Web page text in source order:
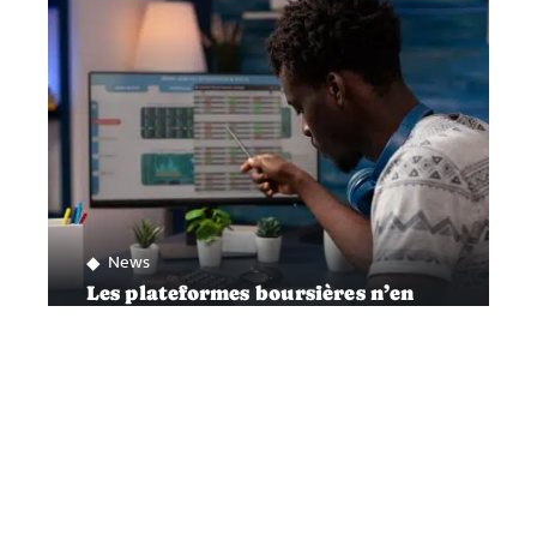
News
Les plateformes boursières n’en